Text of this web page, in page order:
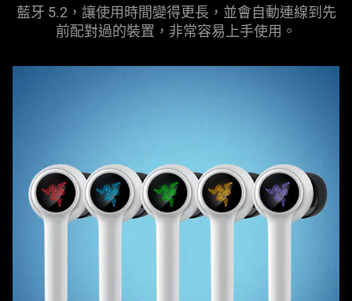
藍牙 5.2，讓使用時間變得更長，並會自動連線到先
前配對過的裝置，非常容易上手使用。